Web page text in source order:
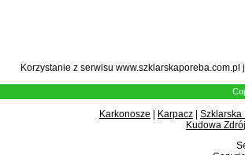
Korzystanie z serwisu
Karkonosze Karpacz
Szklarska
Kudowa